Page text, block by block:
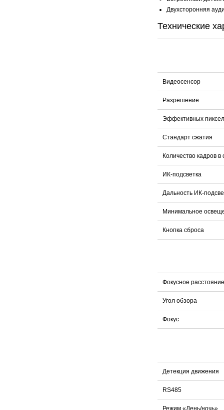
Двухсторонняя
Технические
Видеосенсор
Разрешение
Эффективных
Стандарт сжатия
Количество кадров в
ИК-подсветка
Дальность ИК-
Минимальное
Кнопка сброса
Фокусное расстояние
Угол обзора
Фокус
Детекция движения
RS485
Режим «День/ночь»